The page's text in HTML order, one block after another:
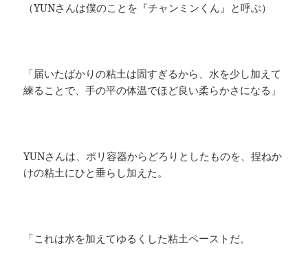
（YUNさんは僕のことを『チャンミンくん』と呼ぶ）
「届いたばかりの粘土は固すぎるから、水を少し加えて
練ることで、手の平の体温でほど良い柔らかさになる」
YUNさんは、ポリ容器からどろりとしたものを、捏ねか
けの粘土にひと垂らし加えた。
「これは水を加えてゆるくした粘土ペーストだ。